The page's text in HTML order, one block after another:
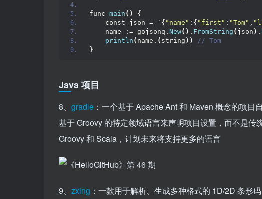
func main ()
{
    const json = `
{ "name" : { "first" : "Tom" ,
    name := gojsonq.
New() . FromString ( json ) .
println ( name. ( string ))
// Tom
}
Java 项目
8、 gradle ：一个基于 Apache Ant 和 Maven 概念的项
基于 Groovy 的特定领域语言来声明项目设置，而不是传
Groovy 和 Scala，计划未来将支持更多的语言
9、 zxing ：一款用于解析、生成多种格式的 1D/2D 条形